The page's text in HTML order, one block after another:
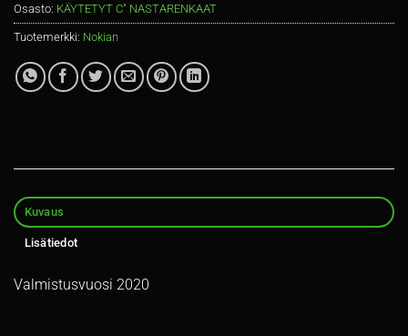
Osasto: KÄYTETYT C" NASTARENKAAT
Tuotemerkki: Nokian
Kuvaus
Lisätiedot
Valmistusvuosi 2020